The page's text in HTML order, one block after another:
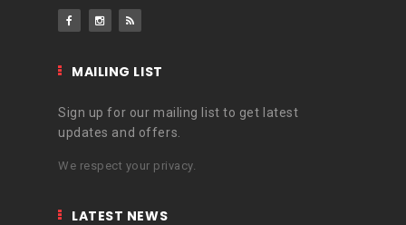
MAILING LIST
Sign up for our mailing list to get latest
updates and offers.
We respect your privacy.
LATEST NEWS